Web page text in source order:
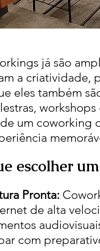
já são
a criatividade,
eles também
um coworking
escolher
Pronta:
de alta
com